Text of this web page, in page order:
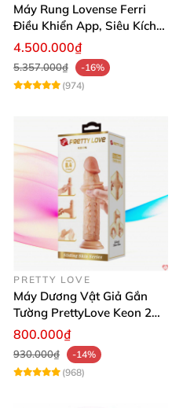
Máy Rung Lovense Ferri
Điều Khiển App, Siêu Kích
Thích, An Toàn
4.500.000₫
5.357.000₫
-16%
(974)
PRETTY LOVE
Máy Dương Vật Giả Gắn
Tường PrettyLove Keon 2
Lớp Da Siêu Thật
800.000₫
930.000₫
-14%
(968)